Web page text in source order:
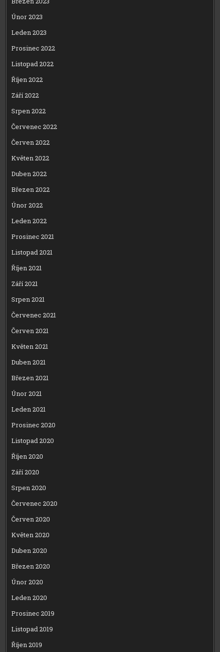
Únor 2023
Leden 2023
Prosinec 2022
Listopad 2022
Říjen 2022
Září 2022
Srpen 2022
Červenec 2022
Červen 2022
Květen 2022
Duben 2022
Březen 2022
Únor 2022
Leden 2022
Prosinec 2021
Listopad 2021
Říjen 2021
Září 2021
Srpen 2021
Červenec 2021
Červen 2021
Květen 2021
Duben 2021
Březen 2021
Únor 2021
Leden 2021
Prosinec 2020
Listopad 2020
Říjen 2020
Září 2020
Srpen 2020
Červenec 2020
Červen 2020
Květen 2020
Duben 2020
Březen 2020
Únor 2020
Leden 2020
Prosinec 2019
Listopad 2019
Říjen 2019